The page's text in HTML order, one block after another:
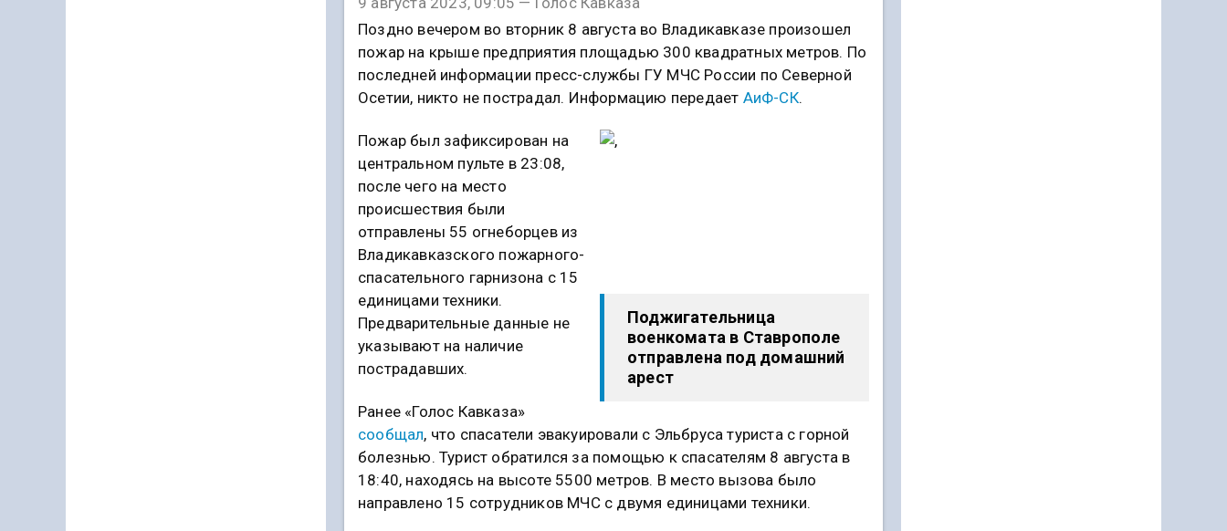
Поздно вечером во вторник 8 августа во Владикавказе произошел
пожар на крыше предприятия площадью 300 квадратных метров. По
последней информации пресс-службы ГУ МЧС России по Северной
Осетии, никто не пострадал. Информацию передает АиФ-СК.
Поджигательница
военкомата в Ставрополе
отправлена под домашний
арест
Пожар был зафиксирован на
центральном пульте в 23:08,
после чего на место
происшествия были
отправлены 55 огнеборцев из
Владикавказского пожарного-
спасательного гарнизона с 15
единицами техники.
Предварительные данные не
указывают на наличие
пострадавших.
Ранее «Голос Кавказа»
сообщал, что спасатели эвакуировали с Эльбруса туриста с горной
болезнью. Турист обратился за помощью к спасателям 8 августа в
18:40, находясь на высоте 5500 метров. В место вызова было
направлено 15 сотрудников МЧС с двумя единицами техники.